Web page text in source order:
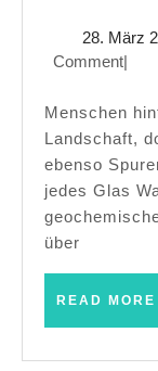
28. März
Comment|
Menschen hinterlassen Spuren in der
Landschaft,
ebenso
jedes Glas
über
READ MORE